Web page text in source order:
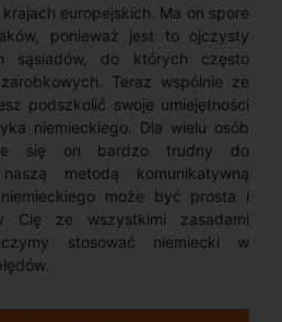
europejskich. Ma on spore
ponieważ jest to ojczysty
sąsiadów, do których często
Teraz wspólnie ze
podszkolić swoje umiejętności
niemieckiego. Dla wielu osób
się on bardzo trudny do
metodą komunikatywną
może być prosta i
Cię ze wszystkimi zasadami
stosować niemiecki w